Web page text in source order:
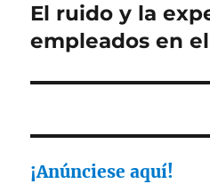
Entrada
siguiente:
El ruido y la
empleados en
¡Anúnciese aquí!